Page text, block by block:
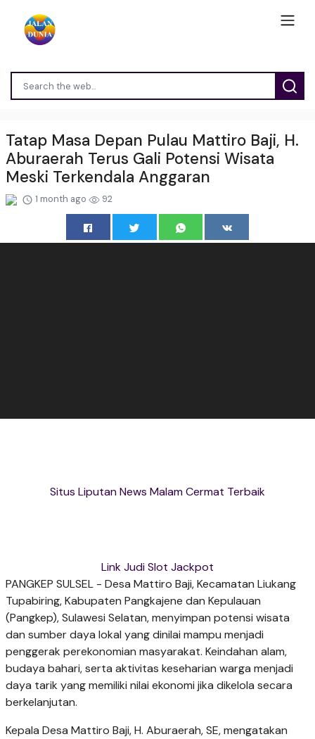
Tatap Masa Depan Pulau Mattiro Baji, H.
Aburaerah Terus Gali Potensi Wisata
Meski Terkendala Anggaran
1 month ago 92
Situs Liputan News Malam Cermat Terbaik
Link Judi Slot Jackpot
PANGKEP SULSEL - Desa Mattiro Baji, Kecamatan Liukang
Tupabiring, Kabupaten Pangkajene dan Kepulauan
(Pangkep), Sulawesi Selatan, menyimpan potensi wisata
dan sumber daya lokal yang dinilai mampu menjadi
penggerak perekonomian masyarakat. Keindahan alam,
budaya bahari, serta aktivitas keseharian warga menjadi
daya tarik yang memiliki nilai ekonomi jika dikelola secara
berkelanjutan.
Kepala Desa Mattiro Baji, H. Aburaerah, SE, mengatakan